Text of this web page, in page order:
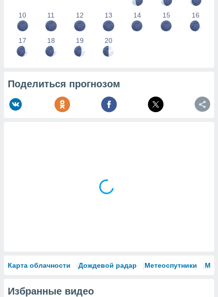
10 11 12 13 14 15 16
17 18 19 20
Поделиться прогнозом
Карта облачности Дождевой радар Метеоспутники
Избранные видео